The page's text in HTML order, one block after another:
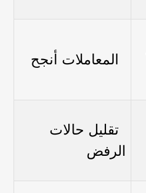
المعاملات أنجح
تقليل حالات
الرفض